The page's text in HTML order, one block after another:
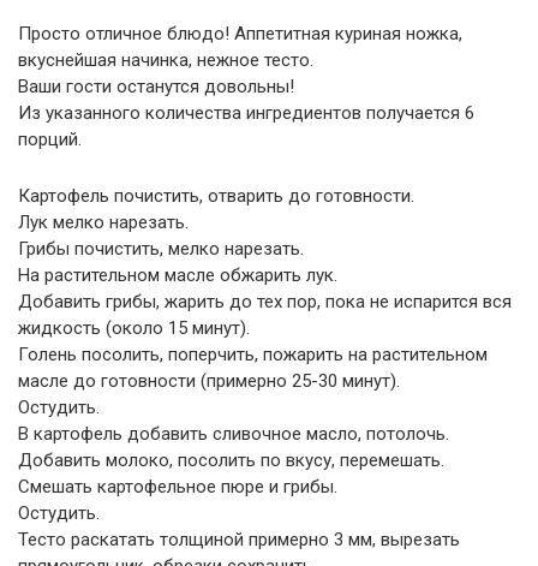
Просто отличное блюдо! Аппетитная куриная ножка,
вкуснейшая начинка, нежное тесто.
Ваши гости останутся довольны!
Из указанного количества ингредиентов получается 6
порций.
Картофель почистить, отварить до готовности.
Лук мелко нарезать.
Грибы почистить, мелко нарезать.
На растительном масле обжарить лук.
Добавить грибы, жарить до тех пор, пока не испарится вся
жидкость (около 15 минут).
Голень посолить, поперчить, пожарить на растительном
масле до готовности (примерно 25-30 минут).
Остудить.
В картофель добавить сливочное масло, потолочь.
Добавить молоко, посолить по вкусу, перемешать.
Смешать картофельное пюре и грибы.
Остудить.
Тесто раскатать толщиной примерно 3 мм, вырезать